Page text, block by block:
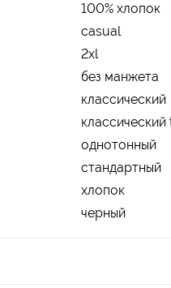
100% хлопок
casual
2xl
без манжета
классический
классический
однотонный
стандартный
хлопок
черный